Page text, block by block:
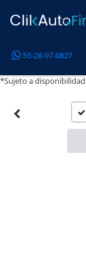
55-28-97-0827
*Sujeto a disponibilidad